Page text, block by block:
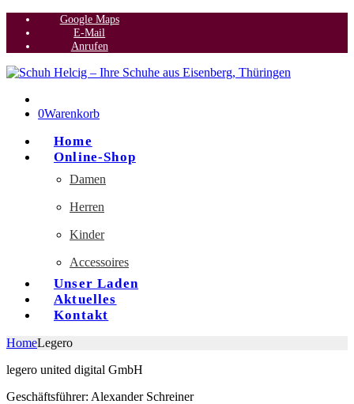
Google Maps
E-Mail
Anrufen
0Warenkorb
Home
Online-Shop
Damen
Herren
Kinder
Accessoires
Unser Laden
Aktuelles
Kontakt
HomeLegero
legero united digital GmbH
Geschäftsführer: Alexander Schreiner